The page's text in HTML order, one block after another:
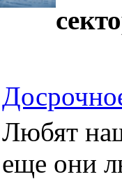
Любят
еще они